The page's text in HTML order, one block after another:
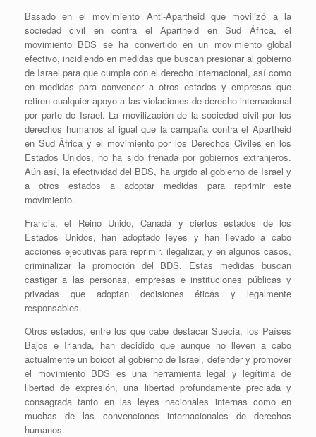
Basado en el movimiento Anti-Apartheid que movilizó a la
sociedad civil en contra el Apartheid en Sud África, el
movimiento BDS se ha convertido en un movimiento global
efectivo, incidiendo en medidas que buscan presionar al gobierno
de Israel para que cumpla con el derecho internacional, así como
en medidas para convencer a otros estados y empresas que
retiren cualquier apoyo a las violaciones de derecho internacional
por parte de Israel. La movilización de la sociedad civil por los
derechos humanos al igual que la campaña contra el Apartheid
en Sud África y el movimiento por los Derechos Civiles en los
Estados Unidos, no ha sido frenada por gobiernos extranjeros.
Aún así, la efectividad del BDS, ha urgido al gobierno de Israel y
a otros estados a adoptar medidas para reprimir este
movimiento.
Francia, el Reino Unido, Canadá y ciertos estados de los
Estados Unidos, han adoptado leyes y han llevado a cabo
acciones ejecutivas para reprimir, ilegalizar, y en algunos casos,
criminalizar la promoción del BDS. Estas medidas buscan
castigar a las personas, empresas e instituciones públicas y
privadas que adoptan decisiones éticas y legalmente
responsables.
Otros estados, entre los que cabe destacar Suecia, los Países
Bajos e Irlanda, han decidido que aunque no lleven a cabo
actualmente un boicot al gobierno de Israel, defender y promover
el movimiento BDS es una herramienta legal y legítima de
libertad de expresión, una libertad profundamente preciada y
consagrada tanto en las leyes nacionales internas como en
muchas de las convenciones internacionales de derechos
humanos.